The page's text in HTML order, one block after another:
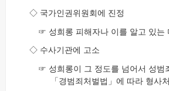
◇ 국가인권위원회에 진정
☞ 성희롱 피해자나 이를 알고 있는
◇ 수사기관에 고소
☞ 성희롱이 그 정도를 넘어서 성범
「경범죄처벌법」에 따라 형